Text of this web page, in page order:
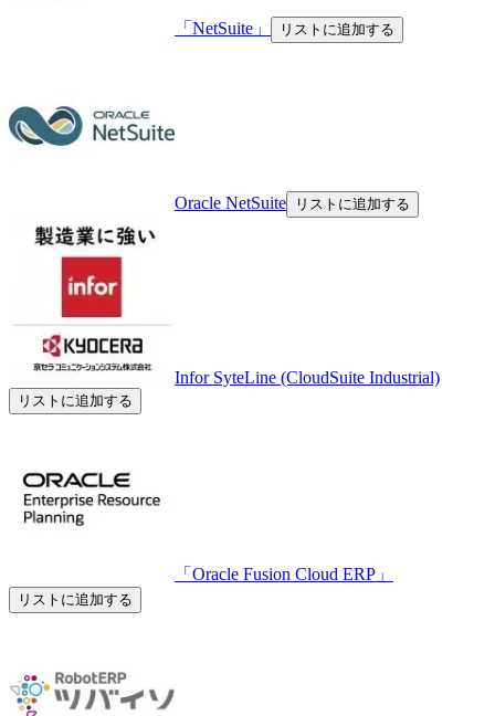
「NetSuite」 リストに追加する
Oracle NetSuite リストに追加する
Infor SyteLine (CloudSuite Industrial)
リストに追加する
「Oracle Fusion Cloud ERP」
リストに追加する